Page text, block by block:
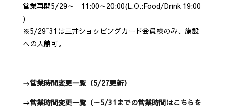
営業再開5/29～ 11:00～20:00(L.O.:Food/Drink 19:00
)
※5/29~31は三井ショッピングカード会員様のみ、施設
への入館可。
→営業時間変更一覧（5/27更新）
→営業時間変更一覧（～5/31までの営業時間はこちらを